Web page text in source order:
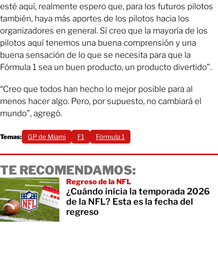
esté aquí, realmente espero que, para los futuros pilotos
también, haya más aportes de los pilotos hacia los
organizadores en general. Sí creo que la mayoría de los
pilotos aquí tenemos una buena comprensión y una
buena sensación de lo que se necesita para que la
Fórmula 1 sea un buen producto, un producto divertido”.
“Creo que todos han hecho lo mejor posible para al
menos hacer algo. Pero, por supuesto, no cambiará el
mundo”, agregó.
Temas: GP de Miami F1 Fórmula 1
TE RECOMENDAMOS:
Regreso de la NFL
¿Cuándo inicia la temporada 2026
de la NFL? Esta es la fecha del
regreso